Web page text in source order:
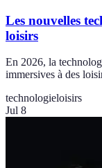
Les nouvelles
loisirs
En 2026, la
immersives à des
technologieloisirs
Jul 8